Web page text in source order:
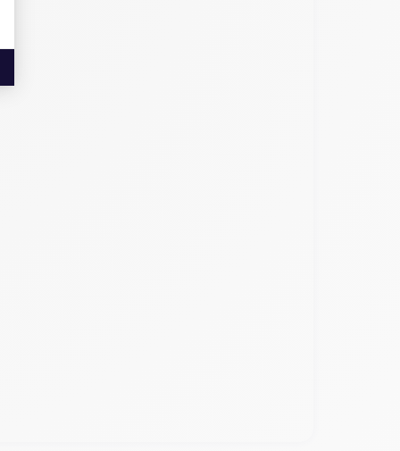
de 5,8 pouces. L'écran de l'iPhone 11 Pro offre
ultra grand angle et un téléobjectif.
fonctionnalités avancées. Mais regardons de